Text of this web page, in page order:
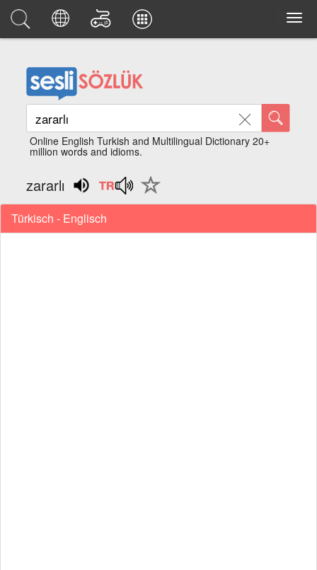
Online English Turkish and Multilingual Dictionary 20+
million words and idioms.
zararlı
Türkisch - Englisch